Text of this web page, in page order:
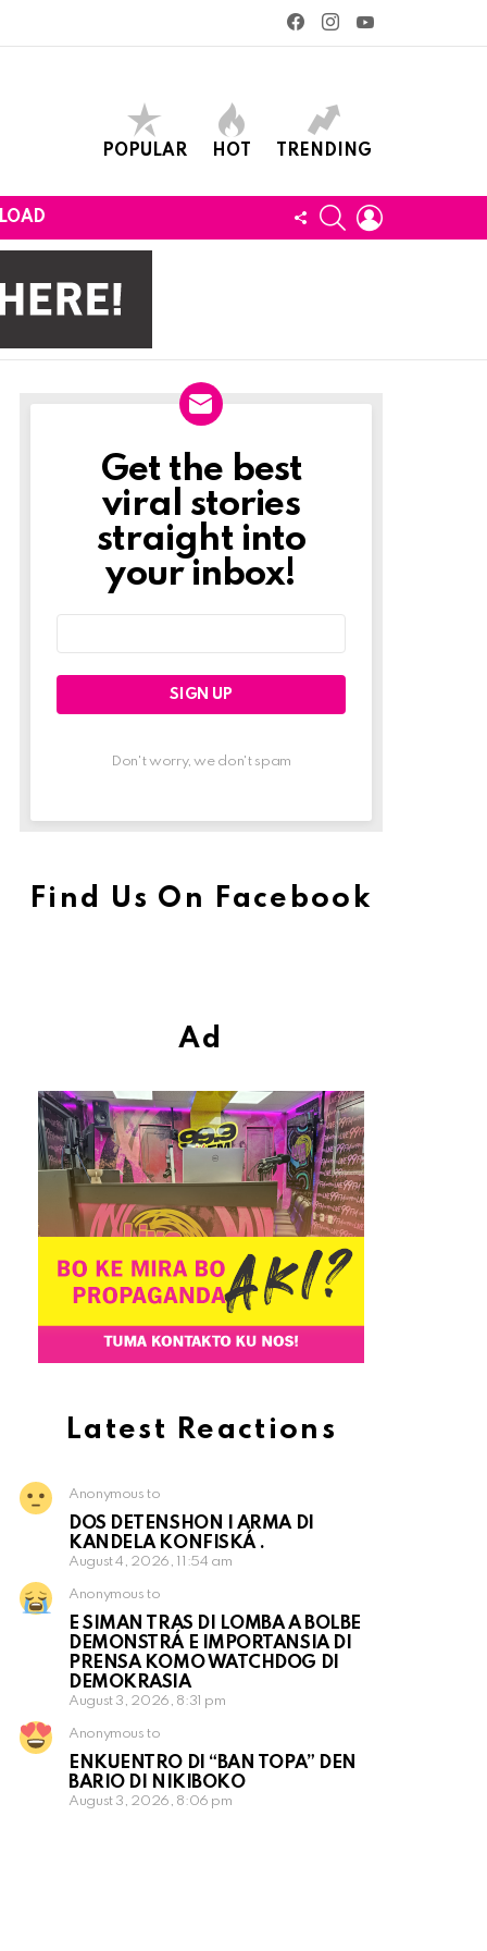
facebookinstagram
POPULAR HOT TRENDING
FOLLOWSEARCH
Newslett
Get the best
viral stories
straight into
your inbox!
Don't worry, we don't spam
Find Us On Facebook
Ad
Latest Reactions
Anonymous to
DOS DETENSHON I ARMA DI
KANDELA KONFISKÁ .
August 4, 2026, 11:54 am
Anonymous to
E SIMAN TRAS DI LOMBA A BOLBE
DEMONSTRÁ E IMPORTANSIA DI
PRENSA KOMO WATCHDOG DI
DEMOKRASIA
August 3, 2026, 8:31 pm
Anonymous to
ENKUENTRO DI “BAN TOPA” DEN
BARIO DI NIKIBOKO
August 3, 2026, 8:06 pm